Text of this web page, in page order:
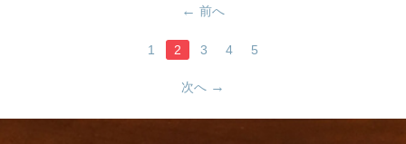
前へ
1 2 3 4 5
次へ